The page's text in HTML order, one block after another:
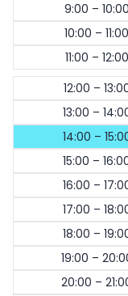
9:00 – 10:00
10:00 – 11:00
11:00 – 12:00
12:00 –
13:00 –
14:00 –
15:00 –
16:00 –
17:00 –
18:00 –
19:00 –
20:00 –